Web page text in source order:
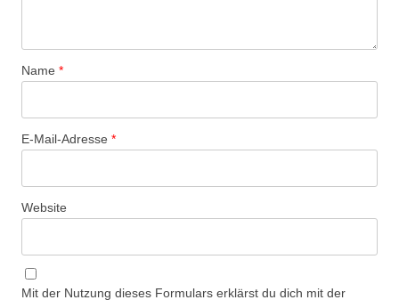
Name *
E-Mail-Adresse *
Website
Mit der Nutzung dieses Formulars erklärst du dich mit der